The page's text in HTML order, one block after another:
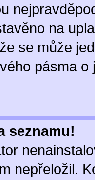
na
se může
pásma
seznamu!
nepřeložil.